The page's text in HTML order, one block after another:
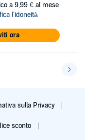
a 9,99 € al mese
l'idoneità
ora
sulla Privacy
sconto